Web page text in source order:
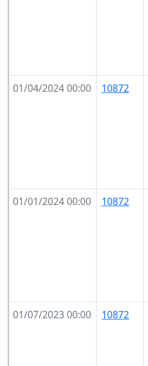
01/04/2024 00:00
10872
01/01/2024 00:00
10872
01/07/2023 00:00
10872